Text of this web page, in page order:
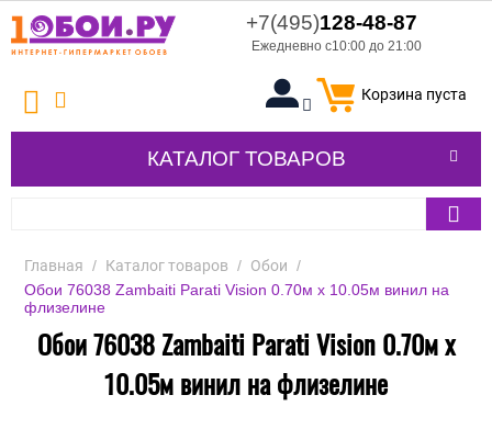
+7(495)128-48-87
Ежедневно с10:00 до 21:00
Корзина пуста
КАТАЛОГ ТОВАРОВ
Главная / Каталог товаров / Обои /
Обои 76038 Zambaiti Parati Vision 0.70м х 10.05м винил на
флизелине
Обои 76038 Zambaiti Parati Vision 0.70м х
10.05м винил на флизелине